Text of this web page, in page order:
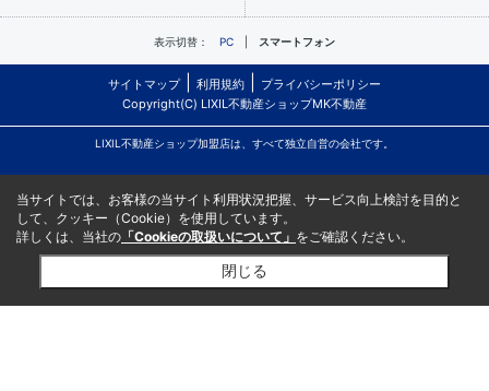
表示切替： PC スマートフォン
サイトマップ 利用規約
プライバシーポリシー
Copyright(C) LIXIL不動産ショップMK不動産
LIXIL不動産ショップ加盟店は、すべて独立自営の会社です。
当サイトでは、お客様の当サイト利用状況把握、サービス向上検討を目的と
して、クッキー（Cookie）を使用しています。
詳しくは、当社の 「Cookieの取扱いについて」 をご確認ください。
閉じる